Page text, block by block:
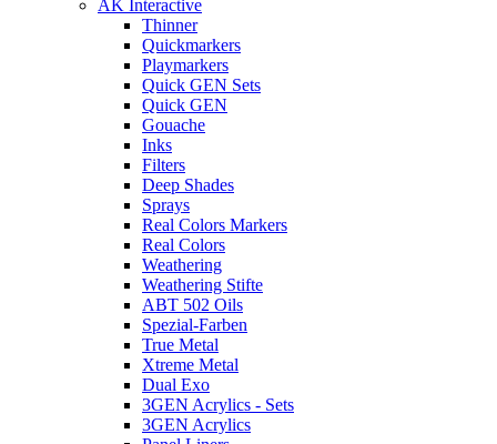
AK Interactive
Thinner
Quickmarkers
Playmarkers
Quick GEN Sets
Quick GEN
Gouache
Inks
Filters
Deep Shades
Sprays
Real Colors Markers
Real Colors
Weathering
Weathering Stifte
ABT 502 Oils
Spezial-Farben
True Metal
Xtreme Metal
Dual Exo
3GEN Acrylics - Sets
3GEN Acrylics